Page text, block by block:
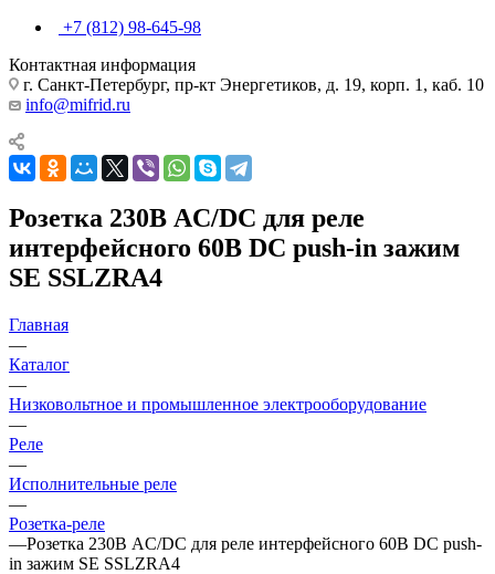
+7 (812) 98-645-98
Контактная информация
г. Санкт-Петербург, пр-кт Энергетиков, д. 19, корп. 1, каб. 10
info@mifrid.ru
Розетка 230В AC/DC для реле
интерфейсного 60В DC push-in зажим
SE SSLZRA4
Главная
—
Каталог
—
Низковольтное и промышленное электрооборудование
—
Реле
—
Исполнительные реле
—
Розетка-реле
—Розетка 230В AC/DC для реле интерфейсного 60В DC push-
in зажим SE SSLZRA4